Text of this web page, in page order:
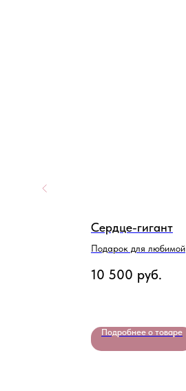
Сердце-гигант
Подарок для любимой
10 500 руб.
Подробнее о товаре